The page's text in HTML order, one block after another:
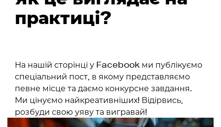
практиці?
На нашій сторінці у Facebook ми публікуємо
спеціальний пост, в якому представляємо
певне місце та даємо конкурсне завдання.
Ми цінуємо найкреативніших! Відірвись,
розбуди свою уяву та вигравай!